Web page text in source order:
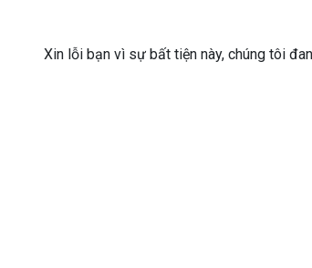
Xin lỗi bạn vì sự bất tiện này, chúng tôi